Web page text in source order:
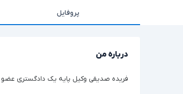
پروفایل
درباره من
فریده صدیقی وکیل پایه یک دادگستری عضو